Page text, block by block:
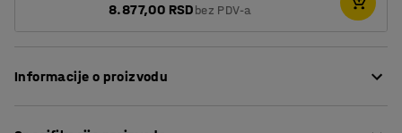
8.877,00 RSDbez PDV-a
Informacije o proizvodu